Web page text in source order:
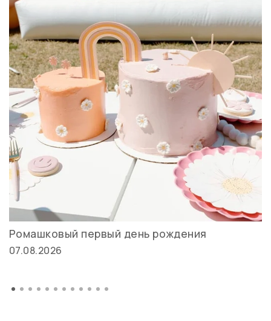
Ромашковый первый день рождения
07.08.2026